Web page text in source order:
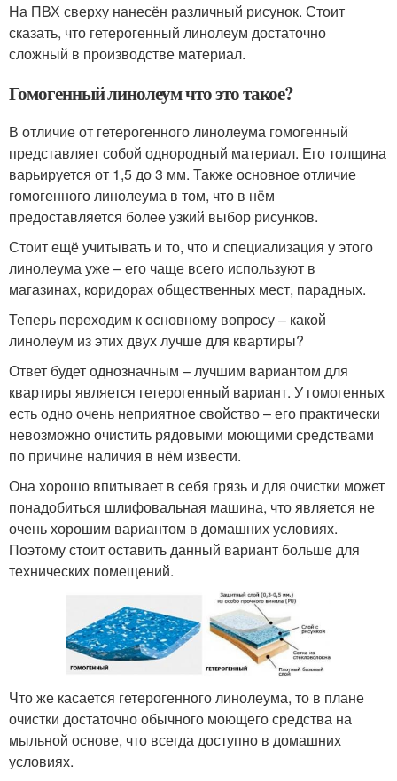
На ПВХ сверху нанесён различный рисунок. Стоит
сказать, что гетерогенный линолеум достаточно
сложный в производстве материал.
Гомогенный линолеум что это такое?
В отличие от гетерогенного линолеума гомогенный
представляет собой однородный материал. Его толщина
варьируется от 1,5 до 3 мм. Также основное отличие
гомогенного линолеума в том, что в нём
предоставляется более узкий выбор рисунков.
Стоит ещё учитывать и то, что и специализация у этого
линолеума уже – его чаще всего используют в
магазинах, коридорах общественных мест, парадных.
Теперь переходим к основному вопросу – какой
линолеум из этих двух лучше для квартиры?
Ответ будет однозначным – лучшим вариантом для
квартиры является гетерогенный вариант. У гомогенных
есть одно очень неприятное свойство – его практически
невозможно очистить рядовыми моющими средствами
по причине наличия в нём извести.
Она хорошо впитывает в себя грязь и для очистки может
понадобиться шлифовальная машина, что является не
очень хорошим вариантом в домашних условиях.
Поэтому стоит оставить данный вариант больше для
технических помещений.
Что же касается гетерогенного линолеума, то в плане
очистки достаточно обычного моющего средства на
мыльной основе, что всегда доступно в домашних
условиях.